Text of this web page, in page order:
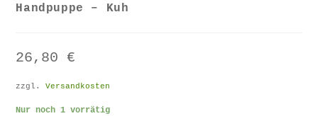
Handpuppe – Kuh
26,80 €
zzgl.Versandkosten
Nur noch 1 vorrätig